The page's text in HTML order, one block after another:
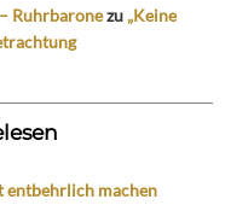
Ruhrbaronezu „Keine
entbehrlich machen